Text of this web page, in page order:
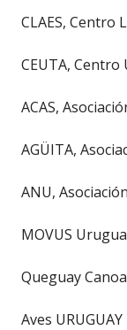
CLAES, Centro
CEUTA,
ACAS,
AGÜITA,
ANU,
MOVUS
Queguay
Aves URUGUAY